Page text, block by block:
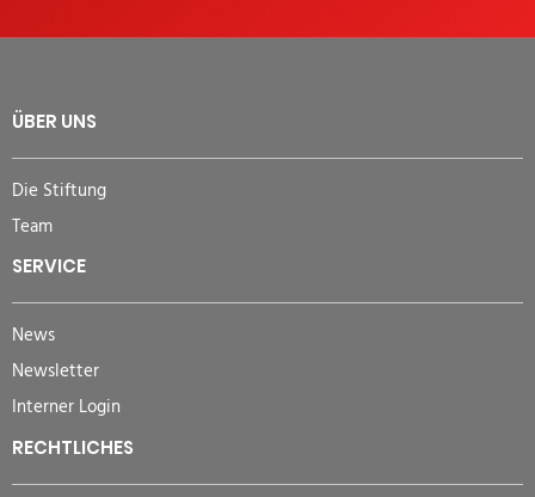
ÜBER UNS
Die Stiftung
Team
SERVICE
News
Newsletter
Interner Login
RECHTLICHES